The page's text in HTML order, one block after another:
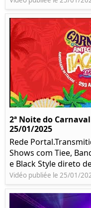
2ª Noite do
25/01/2025
Rede
Shows com Tiee,
e Black Style direto
Vidéo publiée le 25/01/